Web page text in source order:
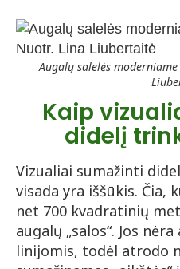
Augalų salelės
Kaip
didelį
Vizualiai sumažinti
visada yra iššūkis. Čia,
net 700 kvadratinių
augalų „salos“. Jos
linijomis, todėl atrodo